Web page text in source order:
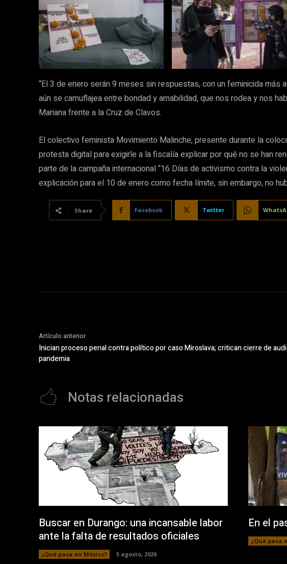
“El 3 de enero serán 9 meses sin respuestas, con un feminicida más
aún se camuflajea entre bondad y amabilidad, que nos rodea y nos
Mariana frente a la Cruz de Clavos.
El colectivo feminista Movimiento Malinche, presente durante la
protesta digital para exigirle a la fiscalía explicar por qué no se han
parte de la campaña internacional “16 Días de activismo contra la
explicación para el 10 de enero como fecha límite, sin embargo, no
Share Facebook Twitter
Artículo anterior
Inician proceso penal contra político por caso Miroslava; critican cierre de
pandemia
Notas relacionadas
Buscar en Durango: una incansable labor
ante la falta de resultados oficiales
¿Qué pasa en México? 5 agosto, 2026
En el
¿Qué pasa